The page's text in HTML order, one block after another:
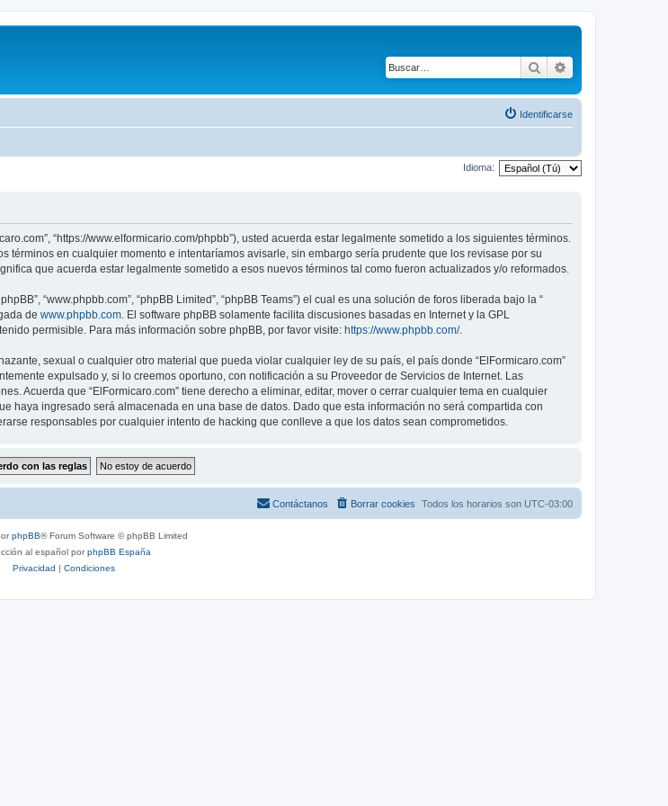
Buscar
Identificarse
Idioma:
“https://www.elformicario.com/phpbb”), usted acuerda estar legalmente sometido a los siguientes términos.
términos en cualquier momento e intentaríamos avisarle, sin embargo sería prudente que los revisase por su
que acuerda estar legalmente sometido a esos nuevos términos tal como fueron actualizados y/o reformados.
“www.phpbb.com”, “phpBB Limited”, “phpBB Teams”) el cual es una solución de foros liberada bajo la “
de www.phpbb.com . El software phpBB solamente facilita discusiones basadas en Internet y la GPL
permisible. Para más información sobre phpBB, por favor visite: https://www.phpbb.com/.
sexual o cualquier otro material que pueda violar cualquier ley de su país, el país donde “ElFormicaro.com”
expulsado y, si lo creemos oportuno, con notificación a su Proveedor de Servicios de Internet. Las
Acuerda que “ElFormicaro.com” tiene derecho a eliminar, editar, mover o cerrar cualquier tema en cualquier
haya ingresado será almacenada en una base de datos. Dado que esta información no será compartida con
responsables por cualquier intento de hacking que conlleve a que los datos sean comprometidos.
Todos los horarios son UTC-03:00
Borrar cookies
Contáctanos
phpBB® Forum Software © phpBB Limited
al español porphpBB España
Privacidad | Condiciones